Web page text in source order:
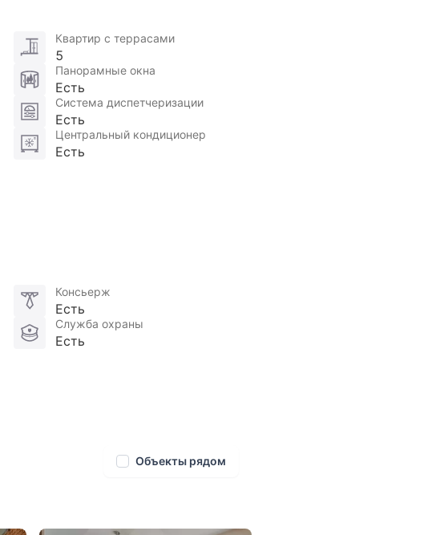
Квартир с террасами
5
Панорамные окна
Есть
Система диспетчеризации
Есть
Центральный кондиционер
Есть
Консьерж
Есть
Служба охраны
Есть
Объекты рядом